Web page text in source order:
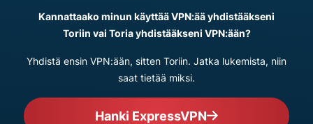
Kannattaako minun käyttää VPN:ää yhdistääkseni
Toriin vai Toria yhdistääkseni VPN:ään?
Yhdistä ensin VPN:ään, sitten Toriin. Jatka lukemista, niin
saat tietää miksi.
Hanki ExpressVPN